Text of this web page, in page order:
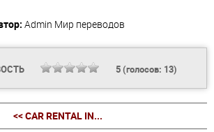
Admin Мир переводов
5(голосов: 13)
<< CAR RENTAL IN...